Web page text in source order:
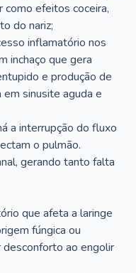
efeitos coceira,
do nariz;
inflamatório nos
inchaço que gera
e produção de
sinusite aguda e
a interrupção do fluxo
o pulmão.
gerando tanto falta
que afeta a laringe
fúngica ou
desconforto ao engolir